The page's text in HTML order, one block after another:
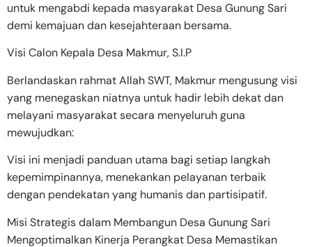
untuk mengabdi kepada masyarakat Desa Gunung Sari
demi kemajuan dan kesejahteraan bersama.
Visi Calon Kepala Desa Makmur, S.I.P
Berlandaskan rahmat Allah SWT, Makmur mengusung visi
yang menegaskan niatnya untuk hadir lebih dekat dan
melayani masyarakat secara menyeluruh guna
mewujudkan:
Visi ini menjadi panduan utama bagi setiap langkah
kepemimpinannya, menekankan pelayanan terbaik
dengan pendekatan yang humanis dan partisipatif.
Misi Strategis dalam Membangun Desa Gunung Sari
Mengoptimalkan Kinerja Perangkat Desa Memastikan